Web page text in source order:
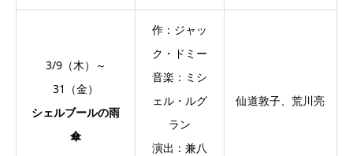
3/9（木）～
31（金）
シェルブールの雨
傘
作：ジャッ
ク・ドミー
音楽：ミシ
ェル・ルグ
ラン
演出：兼八
仙道敦子、荒川亮